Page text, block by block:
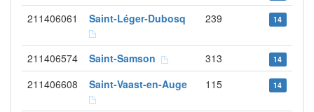
211406061 Saint-Léger-Dubosq 239 14
211406574 Saint-Samson 313 14
211406608 Saint-Vaast-en-Auge 115 14